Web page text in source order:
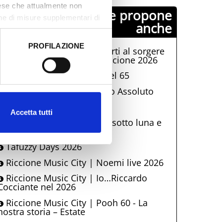
che attualmente non
di misure supplementari di
PROFILAZIONE
Accetta tutti
di Riccione propone
anche
Albe in controluce, concerti al sorgere
del sole sulle spiagge di Riccione 2026
Riccione Music City | Eiffel 65
Riccione Music City | Zero Assoluto
Riccione Family Show
Senza fine - Parole e libri sotto luna e
di Riccione
Tafuzzy Days 2026
Riccione Music City | Noemi live 2026
Riccione Music City | Io…Riccardo
nel 2026
Riccione Music City | Pooh 60 - La
storia – Estate